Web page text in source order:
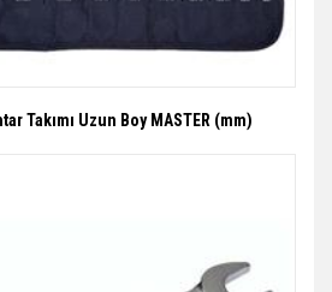
Takımı Uzun Boy MASTER (mm)